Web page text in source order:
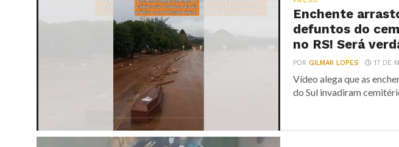
Enchente
defuntos do
no RS! Será
PORGILMAR LOPES 17 DE
Vídeo alega que as
do Sul invadiram